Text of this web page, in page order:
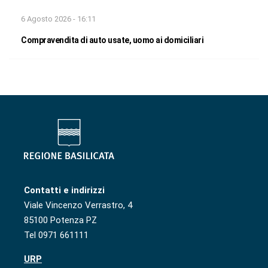
6 Agosto 2026 - 16:11
Compravendita di auto usate, uomo ai domiciliari
Contatti e indirizzi
Viale Vincenzo Verrastro, 4
85100 Potenza PZ
Tel 0971 661111
URP